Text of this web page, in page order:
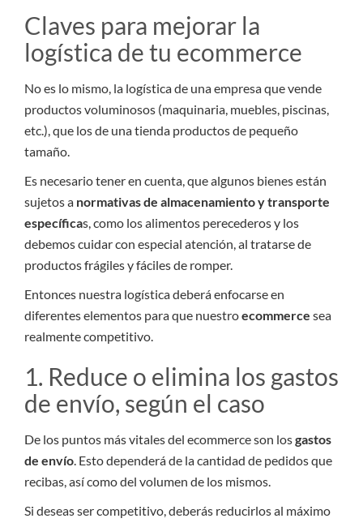
Claves para mejorar la
logística de tu ecommerce
No es lo mismo, la logística de una empresa que vende
productos voluminosos (maquinaria, muebles, piscinas,
etc.), que los de una tienda productos de pequeño
tamaño.
Es necesario tener en cuenta, que algunos bienes están
sujetos a normativas de almacenamiento y transporte
específicas, como los alimentos perecederos y los
debemos cuidar con especial atención, al tratarse de
productos frágiles y fáciles de romper.
Entonces nuestra logística deberá enfocarse en
diferentes elementos para que nuestroecommerce sea
realmente competitivo.
1. Reduce o elimina los gastos
de envío, según el caso
De los puntos más vitales del ecommerce son losgastos
de envío . Esto dependerá de la cantidad de pedidos que
recibas, así como del volumen de los mismos.
Si deseas ser competitivo, deberás reducirlos al máximo